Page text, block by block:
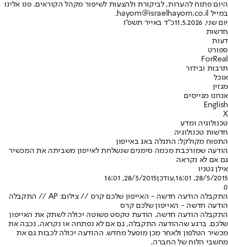
היום פתוח להערות, לביקורת ולהצעות לשיפור מקהל הקוראים. פנו אלינו
במייל hayom@israelhayom.co.il.
יום שני, 11.5.2026
כ"ד באייר תשפ"ו
חדשות
דעות
ספורט
ForReal
תרבות ובידור
אוכל
מגזין
אנחנו מגייסים
English
X
טכנולוגיה ומדע
חדשות טכנולוגיה
התפוח מקולקל: התגלה באג באייפון
הודעה שמורכבת מכמה סימנים שנשלחת לאייפון משביתה את המכשיר
גם אם לא נקראה
אילן גטניו
28/5/2015, 16:01
,עודכן28/5/2015, 16:01
0
התקבלה הודעה חדשה - האייפון שלכם קרס // צילום: AP // התקבלה
הודעה חדשה - האייפון שלכם קרס
התקבלה הודעה חדשה. הודעת טקסט פשוטה יכולה לשתק את האייפון
שלכם. ברגע שההודעה התקבלה, גם אם לא נפתחה או נקראה, נכבה את
מכשיר הטלפון ולאחר מכן מופעל מחדש. ההודעה יכולה לכבות גם את
מחשבי הלוח של החברה.